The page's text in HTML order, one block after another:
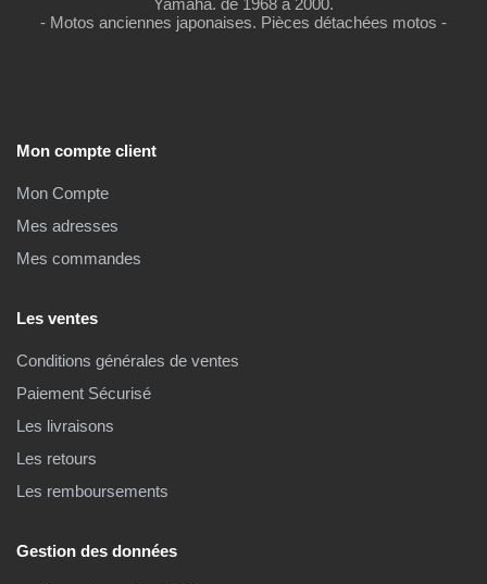
- Motos anciennes japonaises. Pièces détachées motos -
Mon compte client
Mon Compte
Mes adresses
Mes commandes
Les ventes
Conditions générales de ventes
Paiement Sécurisé
Les livraisons
Les retours
Les remboursements
Gestion des données